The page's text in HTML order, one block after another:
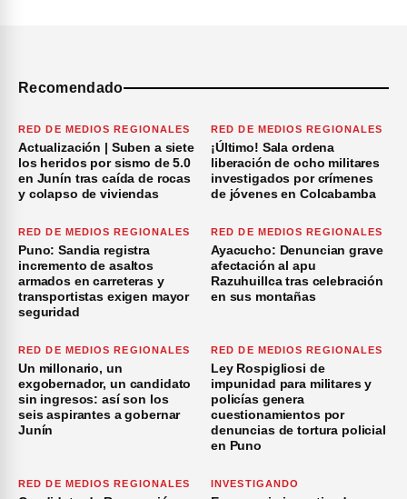
Recomendado
RED DE MEDIOS REGIONALES
Actualización | Suben a siete
los heridos por sismo de 5.0
en Junín tras caída de rocas
y colapso de viviendas
RED DE MEDIOS REGIONALES
¡Último! Sala ordena
liberación de ocho militares
investigados por crímenes
de jóvenes en Colcabamba
RED DE MEDIOS REGIONALES
Puno: Sandia registra
incremento de asaltos
armados en carreteras y
transportistas exigen mayor
seguridad
RED DE MEDIOS REGIONALES
Ayacucho: Denuncian grave
afectación al apu
Razuhuillca tras celebración
en sus montañas
RED DE MEDIOS REGIONALES
Un millonario, un
exgobernador, un candidato
sin ingresos: así son los
seis aspirantes a gobernar
Junín
RED DE MEDIOS REGIONALES
Ley Rospigliosi de
impunidad para militares y
policías genera
cuestionamientos por
denuncias de tortura policial
en Puno
RED DE MEDIOS REGIONALES INVESTIGANDO